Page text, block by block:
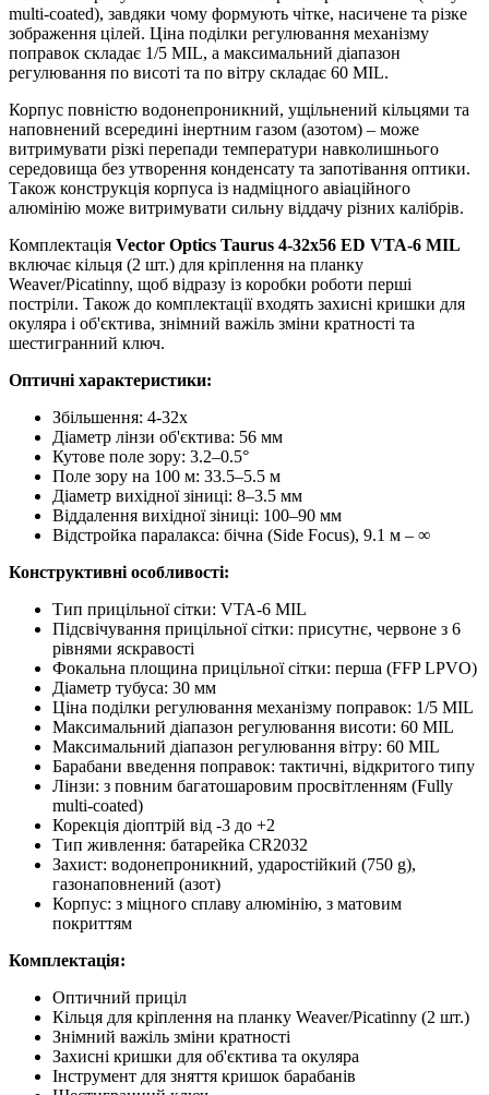
multi-coated), завдяки чому формують чітке, насичене та різке
зображення цілей. Ціна поділки регулювання механізму
поправок складає 1/5 MIL, а максимальний діапазон
регулювання по висоті та по вітру складає 60 MIL.
Корпус повністю водонепроникний, ущільнений кільцями та
наповнений всередині інертним газом (азотом) – може
витримувати різкі перепади температури навколишнього
середовища без утворення конденсату та запотівання оптики.
Також конструкція корпуса із надміцного авіаційного
алюмінію може витримувати сильну віддачу різних калібрів.
Комплектація Vector Optics Taurus 4-32x56 ED VTA-6 MIL
включає кільця (2 шт.) для кріплення на планку
Weaver/Picatinny, щоб відразу із коробки роботи перші
постріли. Також до комплектації входять захисні кришки для
окуляра і об'єктива, знімний важіль зміни кратності та
шестигранний ключ.
Оптичні характеристики:
Збільшення: 4-32x
Діаметр лінзи об'єктива: 56 мм
Кутове поле зору: 3.2–0.5°
Поле зору на 100 м: 33.5–5.5 м
Діаметр вихідної зіниці: 8–3.5 мм
Віддалення вихідної зіниці: 100–90 мм
Відстройка паралакса: бічна (Side Focus), 9.1 м – ∞
Конструктивні особливості:
Тип прицільної сітки: VTA-6 MIL
Підсвічування прицільної сітки: присутнє, червоне з 6
рівнями яскравості
Фокальна площина прицільної сітки: перша (FFP LPVO)
Діаметр тубуса: 30 мм
Ціна поділки регулювання механізму поправок: 1/5 MIL
Максимальний діапазон регулювання висоти: 60 MIL
Максимальний діапазон регулювання вітру: 60 MIL
Барабани введення поправок: тактичні, відкритого типу
Лінзи: з повним багатошаровим просвітленням (Fully
multi-coated)
Корекція діоптрій від -3 до +2
Тип живлення: батарейка CR2032
Захист: водонепроникний, ударостійкий (750 g),
газонаповнений (азот)
Корпус: з міцного сплаву алюмінію, з матовим
покриттям
Комплектація:
Оптичний приціл
Кільця для кріплення на планку Weaver/Picatinny (2 шт.)
Знімний важіль зміни кратності
Захисні кришки для об'єктива та окуляра
Інструмент для зняття кришок барабанів